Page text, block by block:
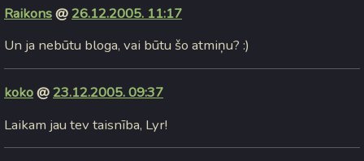
Raikons@26.12.2005. 11:17
Un ja nebūtu bloga, vai būtu šo atmiņu? :)
koko@23.12.2005. 09:37
Laikam jau tev taisnība, Lyr!